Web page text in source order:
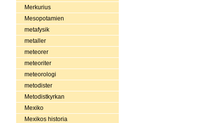
Merkurius
Mesopotamien
metafysik
metaller
meteorer
meteoriter
meteorologi
metodister
Metodistkyrkan
Mexiko
Mexikos historia